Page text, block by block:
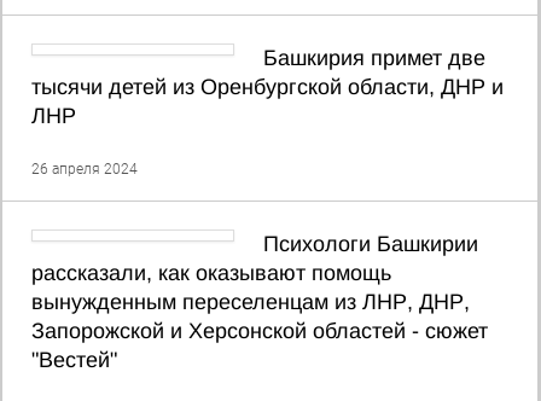
Башкирия примет две
тысячи детей из Оренбургской области, ДНР и
ЛНР
26 апреля 2024
Психологи Башкирии
рассказали, как оказывают помощь
вынужденным переселенцам из ЛНР, ДНР,
Запорожской и Херсонской областей - сюжет
"Вестей"